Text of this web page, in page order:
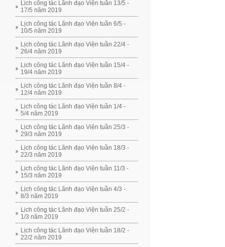
Lịch công tác Lãnh đạo Viện tuần 13/5 -
17/5 năm 2019
Lịch công tác Lãnh đạo Viện tuần 6/5 -
10/5 năm 2019
Lịch công tác Lãnh đạo Viện tuần 22/4 -
26/4 năm 2019
Lịch công tác Lãnh đạo Viện tuần 15/4 -
19/4 năm 2019
Lịch công tác Lãnh đạo Viện tuần 8/4 -
12/4 năm 2019
Lịch công tác Lãnh đạo Viện tuần 1/4 -
5/4 năm 2019
Lịch công tác Lãnh đạo Viện tuần 25/3 -
29/3 năm 2019
Lịch công tác Lãnh đạo Viện tuần 18/3 -
22/3 năm 2019
Lịch công tác Lãnh đạo Viện tuần 11/3 -
15/3 năm 2019
Lịch công tác Lãnh đạo Viện tuần 4/3 -
8/3 năm 2019
Lịch công tác Lãnh đạo Viện tuần 25/2 -
1/3 năm 2019
Lịch công tác Lãnh đạo Viện tuần 18/2 -
22/2 năm 2019